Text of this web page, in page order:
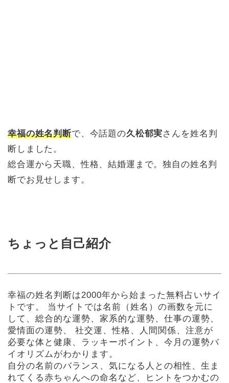
幸福の姓名判断で、今話題の久松郁実さんを姓名判
断しました。
総合運から天職、性格、結婚運まで。独自の姓名判
断でお見せします。
ちょっと自己紹介
幸福の姓名判断は2000年から始まった無料占いサイ
トです。
当サイトでは名前（姓名）の画数を元に
して、総合的な運勢、家系的な運勢、仕事の運勢、
愛情面の運勢、 社交運、性格、人間関係、注意が
必要な体と健康、ラッキーポイント、今月の運勢バ
イオリズムがわかります。
自分の名前のバランス、気になる人との相性、生ま
れてくる赤ちゃんへの命名など、ヒントをつかむの